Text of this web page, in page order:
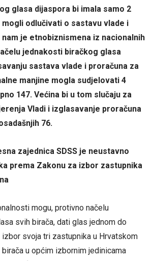
glasa dijaspora bi imala samo 2
odlučivati o sastavu vlade i
je etnobiznismena iz nacionalnih
jednakosti biračkog glasa
sastava vlade i proračuna za
manjine mogla sudjelovati 4
147. Većina bi u tom slučaju za
Vladi i izglasavanje proračuna
76.
zajednica SDSS je neustavno
prema Zakonu za izbor zastupnika
mogu, protivno načelu
svih birača, dati glas jednom do
svoja tri zastupnika u Hrvatskom
u općim izbornim jedinicama